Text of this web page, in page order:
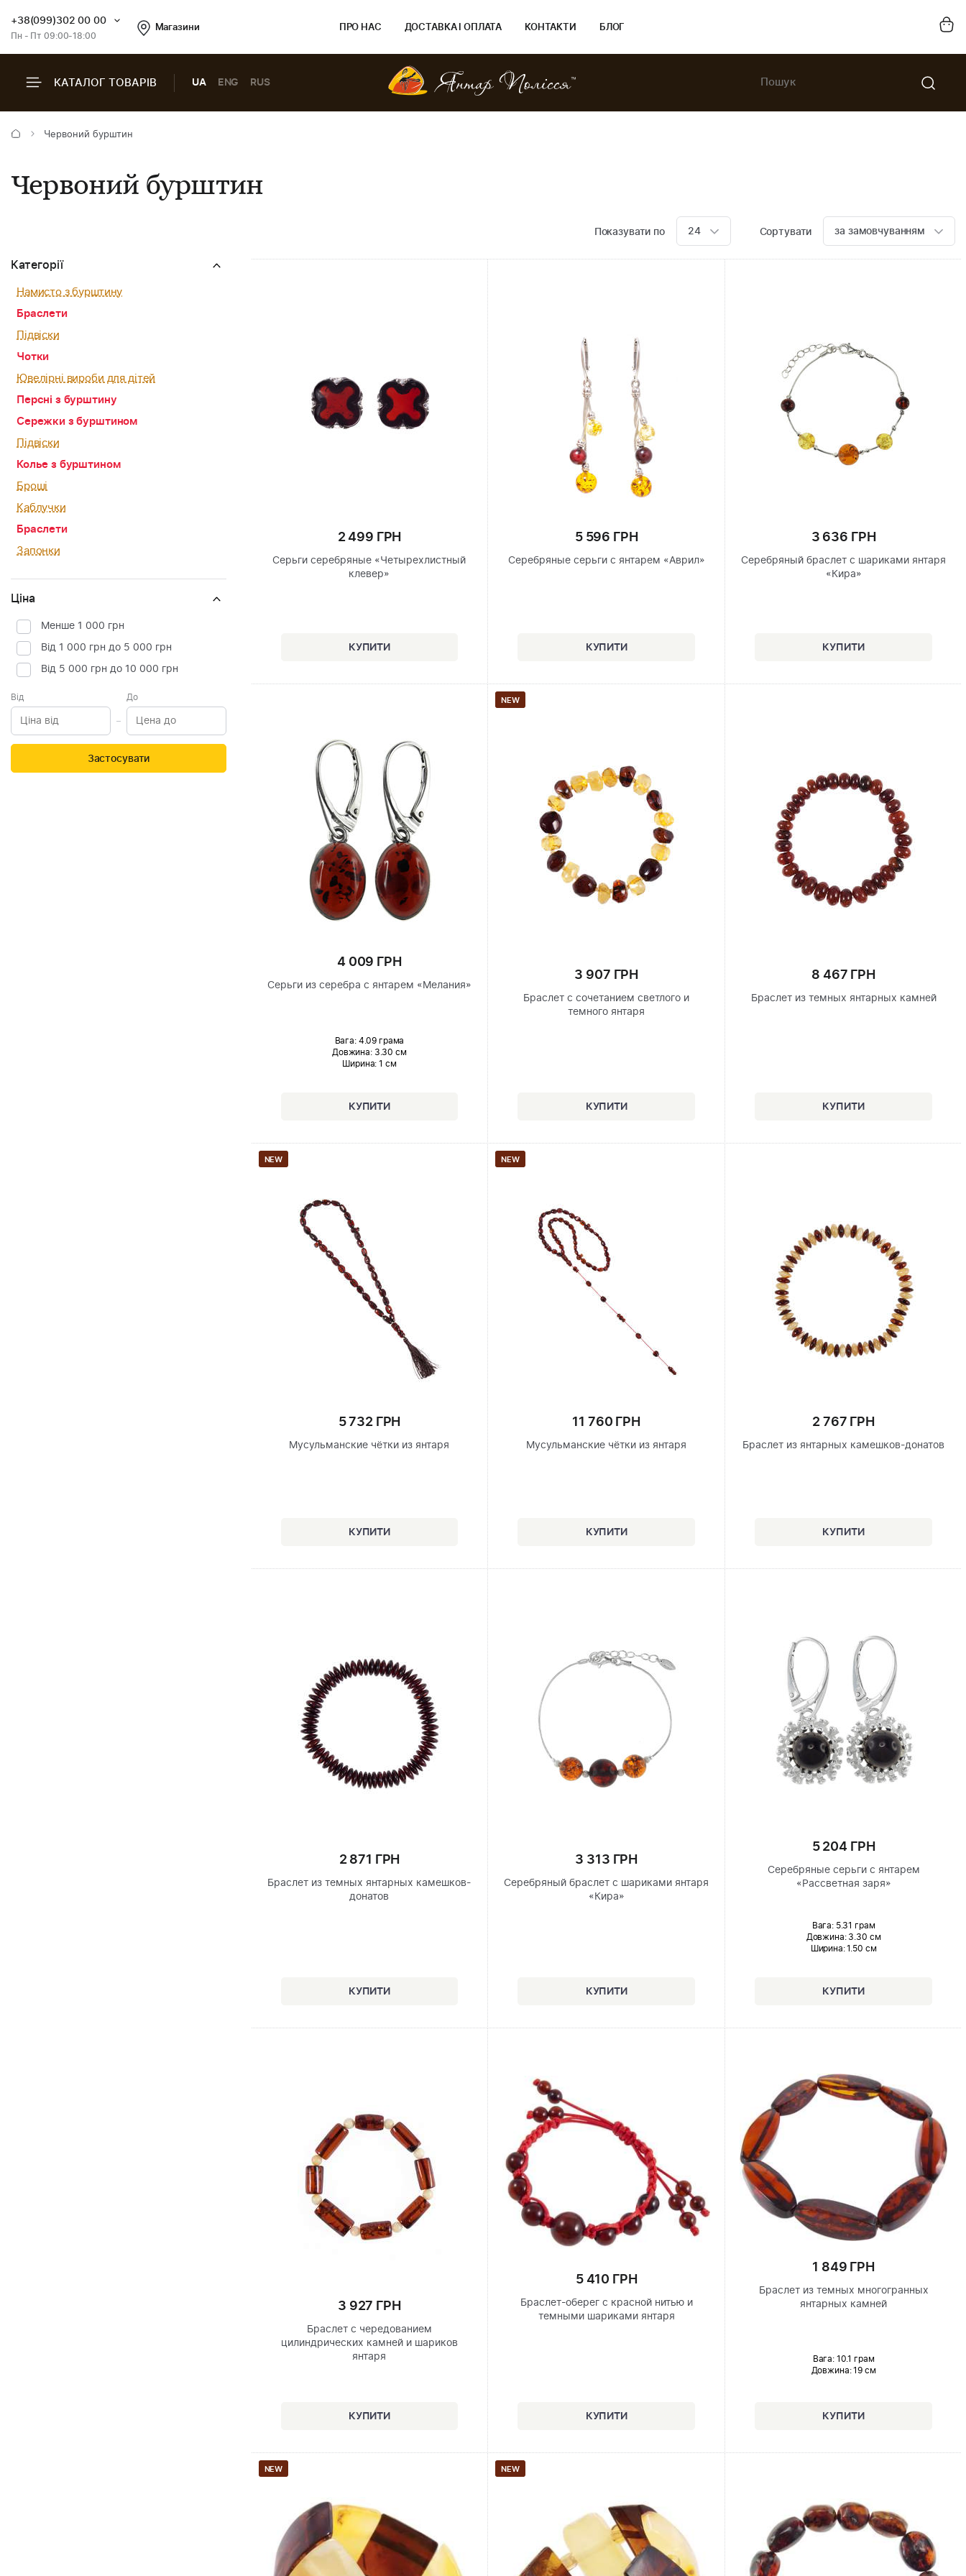
+38(099)302 00 00
Пн - Пт 09:00-18:00
Магазини ПРО НАС ДОСТАВКА І ОПЛАТА КОНТАКТИ БЛОГ
КАТАЛОГ ТОВАРІВ UA ENG RUS
Червоний бурштин
Червоний бурштин
Показувати по 24 Сортувати за замовчуванням
Категорії
Намисто з бурштину
Браслети
Підвіски
Чотки
Ювелірні вироби для дітей
Персні з бурштину
Сережки з бурштином
Підвіски
Колье з бурштином
Броші
Каблучки
Браслети
Запонки
Ціна
Менше 1 000 грн
Від 1 000 грн до 5 000 грн
Від 5 000 грн до 10 000 грн
Від До
Застосувати
2 499 ГРН
Серьги серебряные «Четырехлистный
клевер»
5 596 ГРН
Серебряные серьги с янтарем «Аврил»
3 636 ГРН
Серебряный браслет с шариками янтаря
«Кира»
4 009 ГРН
Серьги из серебра с янтарем «Мелания»
Вага: 4.09 грама
Довжина:3.30 см
Ширина: 1 см
NEW
3 907 ГРН
Браслет с сочетанием светлого и
темного янтаря
8 467 ГРН
Браслет из темных янтарных камней
NEW
5 732 ГРН
Мусульманские чётки из янтаря
NEW
11 760 ГРН
Мусульманские чётки из янтаря
2 767 ГРН
Браслет из янтарных камешков-донатов
2 871 ГРН
Браслет из темных янтарных камешков-
донатов
3 313 ГРН
Серебряный браслет с шариками янтаря
«Кира»
5 204 ГРН
Серебряные серьги с янтарем
«Рассветная заря»
Вага: 5.31 грам
Довжина:3.30 см
Ширина: 1.50 см
3 927 ГРН
Браслет с чередованием
цилиндрических камней и шариков
янтаря
5 410 ГРН
Браслет-оберег с красной нитью и
темными шариками янтаря
1 849 ГРН
Браслет из темных многогранных
янтарных камней
Вага: 10.1 грам
Довжина:19 см
NEW NEW